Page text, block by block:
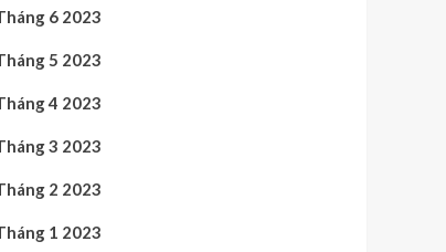
6 2023
5 2023
4 2023
3 2023
2 2023
1 2023